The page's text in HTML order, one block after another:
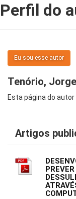
Perfil do
Eu sou esse autor
Tenório,
Esta página do
Artigos